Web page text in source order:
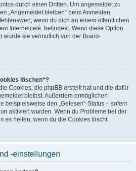
durch einen Dritten. Um angemeldet zu
„Angemeldet bleiben“ beim Anmelden
wenn du dich an einem öffentlichen
Internetcafé, befindest. Wenn diese Option
wurde sie vermutlich von der Board-
löschen“?
Cookies, die phpBB erstellt hat und die dafür
bleibst. Außerdem ermöglichen
beispielsweise den „Gelesen“-Status – sofern
aktiviert wurden. Wenn du Probleme bei der
es helfen, wenn du die Cookies löscht.
-einstellungen